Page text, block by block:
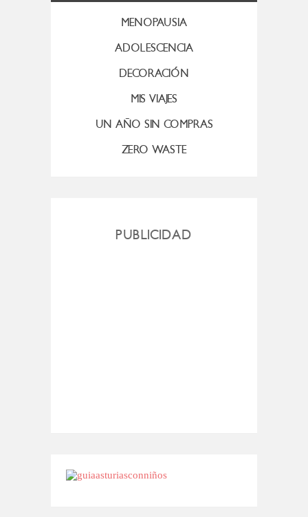
MENOPAUSIA
ADOLESCENCIA
DECORACIÓN
MIS VIAJES
UN AÑO SIN COMPRAS
ZERO WASTE
PUBLICIDAD